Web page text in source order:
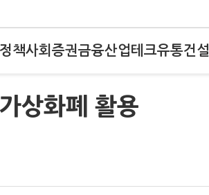
정책사회 증권금융산업테크유통건설
상화폐 활용